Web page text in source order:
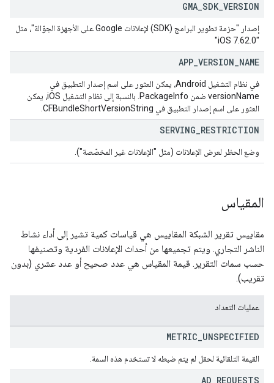
GMA SDK VERSION
إصدار "حزمة تطوير البرامج (SDK) لإعلانات Google على الأجهزة الجوّالة"، مثل
"iOS 7.62.0"
APP VERSION NAME
في نظام التشغيل Android، يمكن العثور على اسم إصدار التطبيق في
versionName ضمن PackageInfo. بالنسبة إلى نظام التشغيل iOS، يمكن
العثور على اسم إصدار التطبيق في CFBundleShortVersionString.
SERVING RESTRICTION
وضع الحظر لعرض الإعلانات (مثل "الإعلانات غير المخصّصة").
المقياس
مقاييس تقرير الشبكة المقاييس هي قياسات كمية تشير إلى أداء نشاط
الناشر التجاري. ويتم تجميعها من أحداث الإعلانات الفردية وتصنيفها
حسب سمات التقرير. قيمة المقياس هي عدد صحيح أو عدد عشري (بدون
تقريب).
عمليات التعداد
METRIC UNSPECIFIED
القيمة التلقائية لحقل لم يتم ضبطه لا تستخدم هذه السمة.
AD REQUESTS